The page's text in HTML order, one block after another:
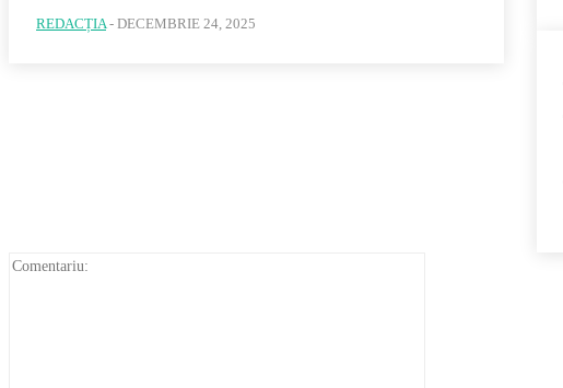
REDACȚIA - DECEMBRIE 24, 2025